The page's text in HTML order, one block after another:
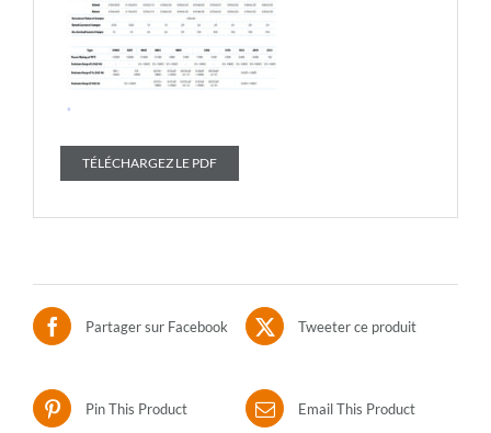
TÉLÉCHARGEZ LE PDF
Partager sur Facebook Tweeter ce produit
Pin This Product Email This Product